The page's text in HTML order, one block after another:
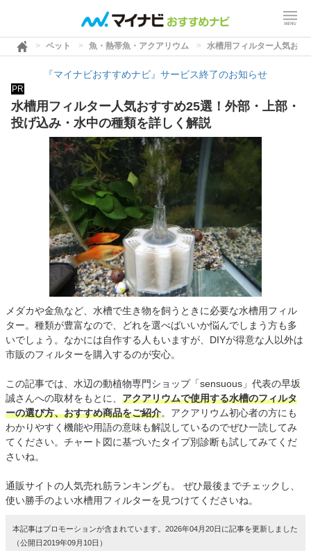
ペット 魚・熱帯魚・アクアリウム 水槽用フィルター人気おす
『マイナビおすすめナビ』サービス終了のお知らせ
PR
水槽用フィルター人気おすすめ25選！外部・上部・
投げ込み・水中の種類を詳しく解説
メダカや金魚など、水槽で生き物を飼うときに必要な水槽用フィル
ター。種類が豊富なので、どれを選べばいいか悩んでしまう方も多
いでしょう。なかには自作する人もいますが、DIYが得意な人以外は
市販のフィルターを購入するのが安心。
この記事では、水辺の動植物専門ショップ「sensuous」代表の早坂
誠さんへの取材をもとに、 アクアリウムで使用する水槽のフィルタ
ーの選び方、おすすめ商品をご紹介。アクアリウム初心者の方にも
わかりやすく機能や用語の意味も解説しているのでぜひ一読してみ
てください。チャート図に基づいたタイプ別診断も試してみてくだ
さいね。
通販サイトの人気売れ筋ランキングも。 ぜひ最後までチェックし、
使い勝手のよい水槽用フィルターを見つけてくださいね。
本記事はプロモーションが含まれています。2026年04月20日に記事を更新しました
（公開日2019年09月10日）